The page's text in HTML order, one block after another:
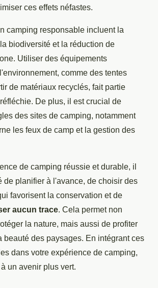
ces effets néfastes.
camping responsable incluent la
biodiversité et la réduction de
Utiliser des équipements
comme des tentes
de matériaux recyclés, fait partie
De plus, il est crucial de
des sites de camping, notamment
les feux de camp et la gestion des
de camping réussie et durable, il
de planifier à l'avance, de choisir des
favorisent la conservation et de
aucun trace. Cela permet non
la nature, mais aussi de profiter
beauté des paysages. En intégrant ces
dans votre expérience de camping,
un avenir plus vert.